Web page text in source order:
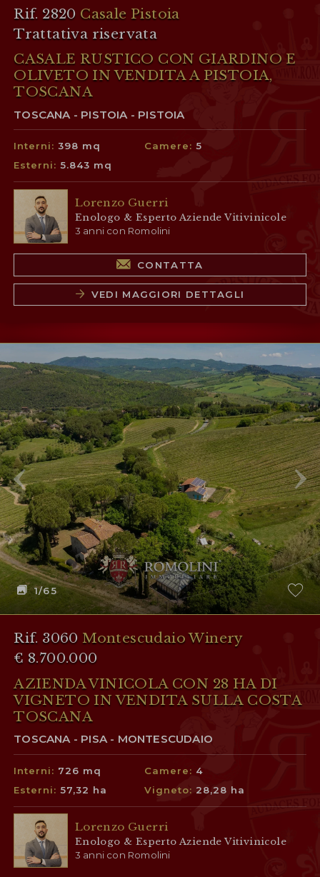
Rif. 2820 Casale Pistoia
Trattativa riservata
CASALE RUSTICO CON GIARDINO E
OLIVETO IN VENDITA A PISTOIA,
TOSCANA
TOSCANA - PISTOIA - PISTOIA
Interni:398 mq Camere:5
Esterni:5.843 mq
Lorenzo Guerri
Enologo & Esperto Aziende Vitivinicole
3 anni con Romolini
CONTATTA
VEDI MAGGIORI DETTAGLI
1/65
Rif. 3060Montescudaio Winery
€ 8.700.000
AZIENDA VINICOLA CON 28 HA DI
VIGNETO IN VENDITA SULLA COSTA
TOSCANA
TOSCANA - PISA - MONTESCUDAIO
Interni: 726 mq Camere: 4
Esterni:57,32 ha Vigneto: 28,28 ha
Lorenzo Guerri
Enologo & Esperto Aziende Vitivinicole
3 anni con Romolini